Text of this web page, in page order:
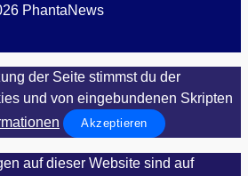
PhantaNews
der Seite stimmst du der
und von eingebundenen Skripten
Akzeptieren
auf dieser Website sind auf